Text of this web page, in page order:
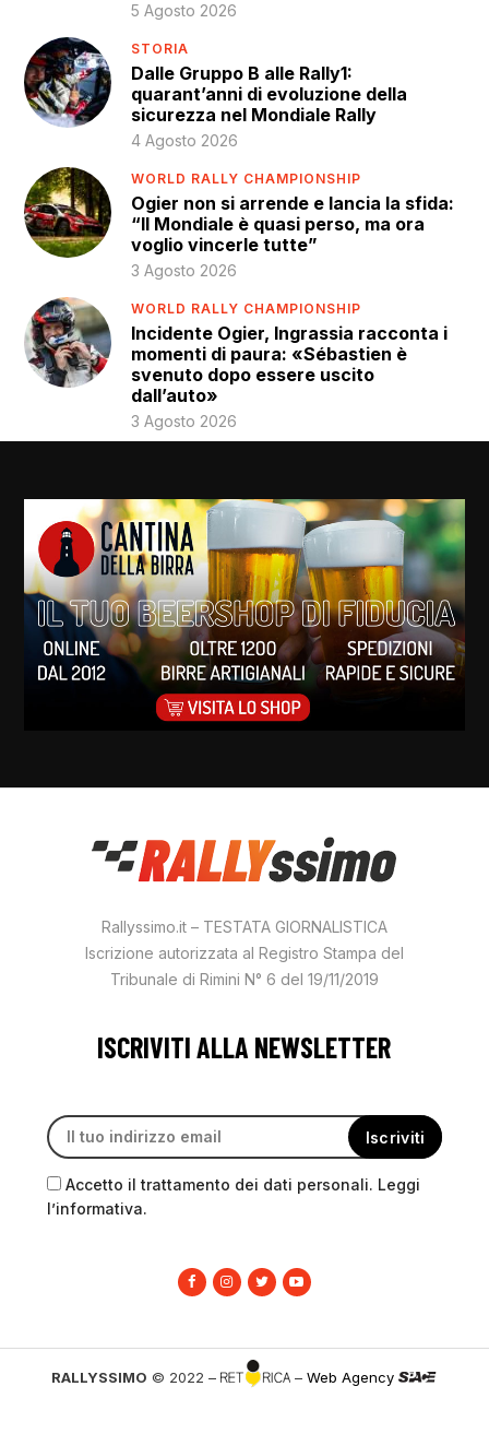
5 Agosto 2026
STORIA
Dalle Gruppo B alle Rally1:
quarant’anni di evoluzione della
sicurezza nel Mondiale Rally
4 Agosto 2026
WORLD RALLY CHAMPIONSHIP
Ogier non si arrende e lancia la sfida:
“Il Mondiale è quasi perso, ma ora
voglio vincerle tutte”
3 Agosto 2026
WORLD RALLY CHAMPIONSHIP
Incidente Ogier, Ingrassia racconta i
momenti di paura: «Sébastien è
svenuto dopo essere uscito
dall’auto»
3 Agosto 2026
Rallyssimo.it – TESTATA GIORNALISTICA
Iscrizione autorizzata al Registro Stampa del
Tribunale di Rimini N° 6 del 19/11/2019
ISCRIVITI ALLA NEWSLETTER
Accetto il trattamento dei dati personali. Leggi
l’informativa.
RALLYSSIMO © 2022 – –Web Agency